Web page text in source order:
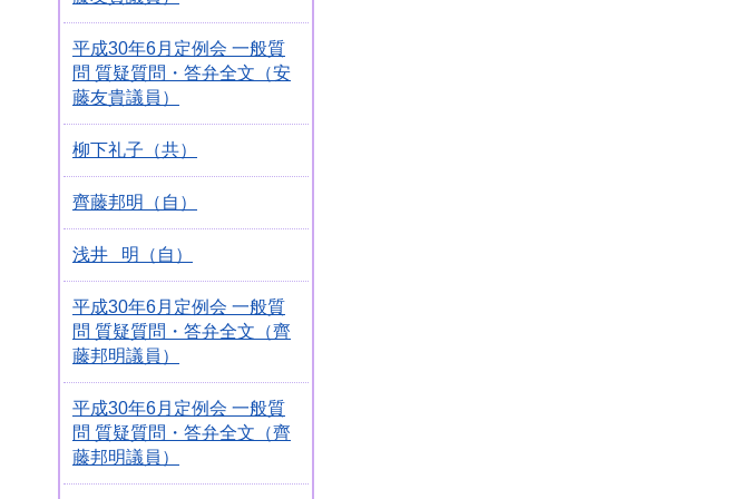
平成30年6月定例会 一般質
問 質疑質問・答弁全文（安
藤友貴議員）
柳下礼子（共）
齊藤邦明（自）
浅井 明（自）
平成30年6月定例会 一般質
問 質疑質問・答弁全文（齊
藤邦明議員）
平成30年6月定例会 一般質
問 質疑質問・答弁全文（齊
藤邦明議員）